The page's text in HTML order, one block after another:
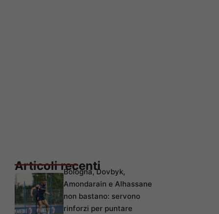
Articoli recenti
Bologna, Dovbyk,
Amondarain e Alhassane
non bastano: servono
rinforzi per puntare